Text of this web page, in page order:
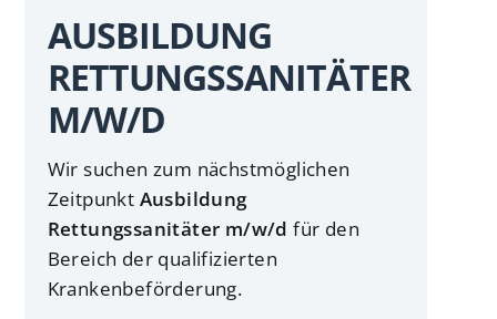
AUSBILDUNG
RETTUNGSSANITÄTER
M/W/D
Wir suchen zum nächstmöglichen
Zeitpunkt Ausbildung
Rettungssanitäter m/w/d für den
Bereich der qualifizierten
Krankenbeförderung.